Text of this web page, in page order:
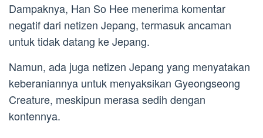
Dampaknya, Han So Hee menerima komentar
negatif dari netizen Jepang, termasuk ancaman
untuk tidak datang ke Jepang.
Namun, ada juga netizen Jepang yang menyatakan
keberaniannya untuk menyaksikan Gyeongseong
Creature, meskipun merasa sedih dengan
kontennya.